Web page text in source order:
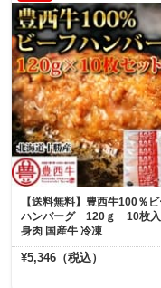
【送料無料】豊西牛100％
ハンバーグ 120ｇ 10枚入
身肉 国産牛 冷凍
¥5,346（税込）